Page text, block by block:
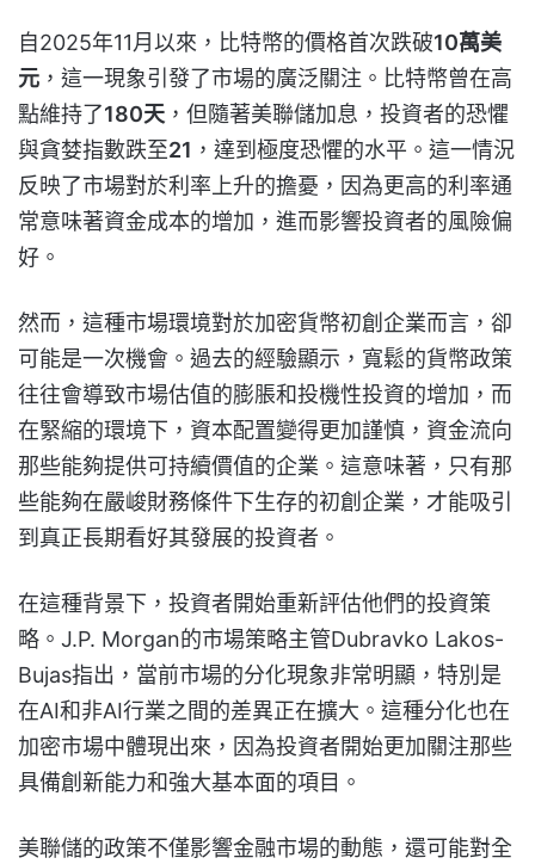
自2025年11月以來，比特幣的價格首次跌破10萬美
元 ，這一現象引發了市場的廣泛關注。比特幣曾在高
點維持了180天 ，但隨著美聯儲加息，投資者的恐懼
與貪婪指數跌至21 ，達到極度恐懼的水平。這一情況
反映了市場對於利率上升的擔憂，因為更高的利率通
常意味著資金成本的增加，進而影響投資者的風險偏
好。
然而，這種市場環境對於加密貨幣初創企業而言，卻
可能是一次機會。過去的經驗顯示，寬鬆的貨幣政策
往往會導致市場估值的膨脹和投機性投資的增加，而
在緊縮的環境下，資本配置變得更加謹慎，資金流向
那些能夠提供可持續價值的企業。這意味著，只有那
些能夠在嚴峻財務條件下生存的初創企業，才能吸引
到真正長期看好其發展的投資者。
在這種背景下，投資者開始重新評估他們的投資策
略。J.P. Morgan的市場策略主管Dubravko Lakos-
Bujas指出，當前市場的分化現象非常明顯，特別是
在AI和非AI行業之間的差異正在擴大。這種分化也在
加密市場中體現出來，因為投資者開始更加關注那些
具備創新能力和強大基本面的項目。
美聯儲的政策不僅影響金融市場的動態，還可能對全